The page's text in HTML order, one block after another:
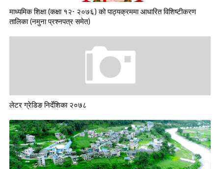
माध्यमिक शिक्षा (कक्षा १२- २०७६) को पाठ्यक्रममा आधारित विशिष्टीकरण
तालिका (नमुना प्रश्नपत्र समेत)
लेटर ग्रेडिङ निर्देशिका २०७८